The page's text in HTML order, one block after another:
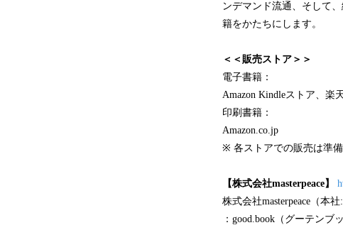
ンデマンド流通、そして
籍をかたちにします。
＜＜販売ストア＞＞
電子書籍：
Amazon Kindleストア、楽
印刷書籍：
Amazon.co.jp
※ 各ストアでの販売は準
【株式会社masterpeace】
株式会社masterpeace（本
：good.book（グーテン